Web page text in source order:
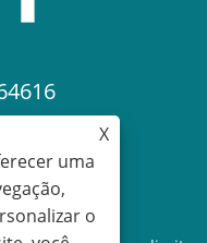
X
uma
o